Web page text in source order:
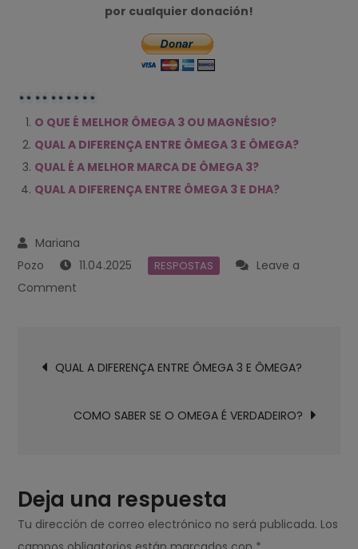
por cualquier donación!
O QUE É MELHOR ÔMEGA 3 OU MAGNÉSIO?
QUAL A DIFERENÇA ENTRE ÔMEGA 3 E ÔMEGA?
QUAL É A MELHOR MARCA DE ÔMEGA 3?
QUAL A DIFERENÇA ENTRE ÔMEGA 3 E DHA?
11.04.2025 RESPOSTAS
Leave a
Comment
3
COMPLETO?
deQUAL A DIFERENÇA ENTRE ÔMEGA 3 E ÔMEGA?
COMO SABER SE O OMEGA É VERDADEIRO?
Deja una respuesta
Tu dirección de correo electrónico no será publicada. Los